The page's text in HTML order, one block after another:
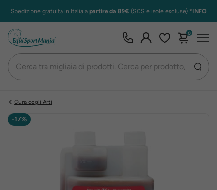
Spedizione gratuita in Italia a partire da 89€ (SCS e isole escluse) *INFO
0
Cura degli Arti
-17%